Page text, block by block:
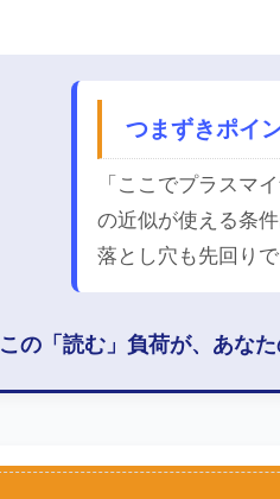
つまずきポイ
「ここでプラスマ
の近似が使える条
落とし穴も先回りで
この「読む」負荷が、あな